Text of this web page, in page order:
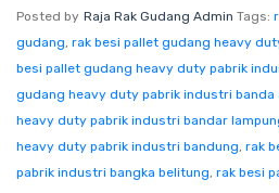
Posted by Raja Rak Gudang Admin Tags:
gudang, rak besi pallet gudang heavy
besi pallet gudang heavy duty pabrik
gudang heavy duty pabrik industri banda
heavy duty pabrik industri bandar
heavy duty pabrik industri bandung, rak
pabrik industri bangka belitung, rak besi